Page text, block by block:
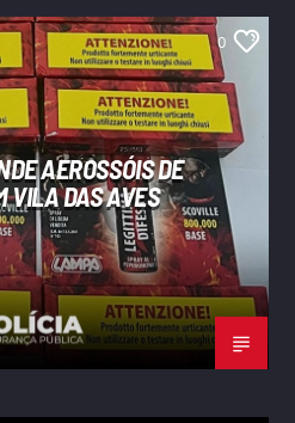
0
AEROSSÓIS DE
VILA DAS AVES